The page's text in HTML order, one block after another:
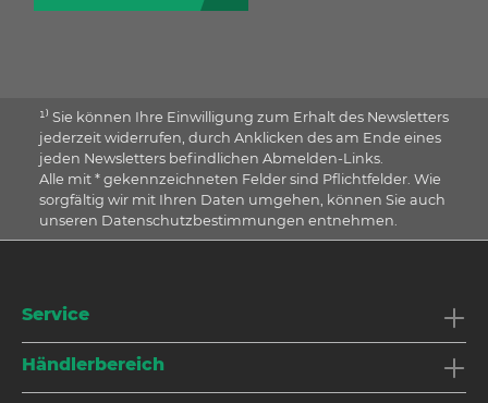
¹⁾ Sie können Ihre Einwilligung zum Erhalt des Newsletters
jederzeit widerrufen, durch Anklicken des am Ende eines
jeden Newsletters befindlichen Abmelden-Links.
Alle mit * gekennzeichneten Felder sind Pflichtfelder. Wie
sorgfältig wir mit Ihren Daten umgehen, können Sie auch
unseren Datenschutzbestimmungen entnehmen.
Service
Händlerbereich